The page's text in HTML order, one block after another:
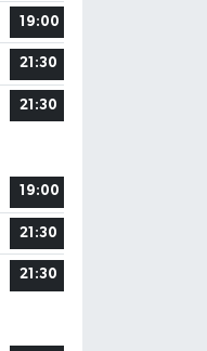
19:00
21:30
21:30
19:00
21:30
21:30